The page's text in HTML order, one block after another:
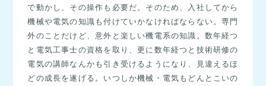
で動かし、その操作も必要だ。そのため、入社してから
機械や電気の知識も付けていかなければならない。専門
外のことだけど、意外と楽しい機電系の知識。数年経つ
と電気工事士の資格を取り、更に数年経つと技術研修の
電気の講師なんかも引き受けるようになり、見違えるほ
どの成長を遂げる。いつしか機械・電気もどんとこいの